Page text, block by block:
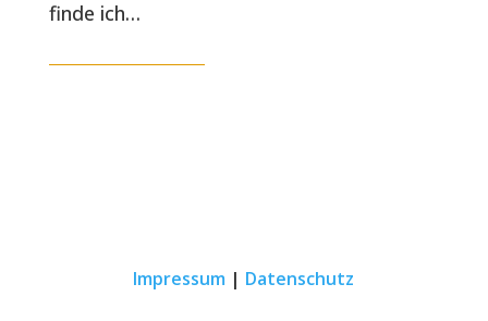
finde ich…
Impressum | Datenschutz